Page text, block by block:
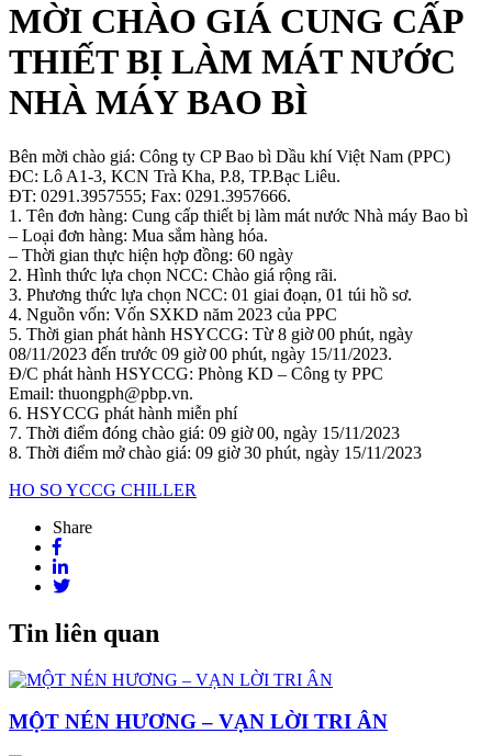
MỜI CHÀO GIÁ CUNG CẤP
THIẾT BỊ LÀM MÁT NƯỚC
NHÀ MÁY BAO BÌ
Bên mời chào giá: Công ty CP Bao bì Dầu khí Việt Nam (PPC)
ĐC: Lô A1-3, KCN Trà Kha, P.8, TP.Bạc Liêu.
ĐT: 0291.3957555; Fax: 0291.3957666.
1. Tên đơn hàng: Cung cấp thiết bị làm mát nước Nhà máy Bao bì
– Loại đơn hàng: Mua sắm hàng hóa.
– Thời gian thực hiện hợp đồng: 60 ngày
2. Hình thức lựa chọn NCC: Chào giá rộng rãi.
3. Phương thức lựa chọn NCC: 01 giai đoạn, 01 túi hồ sơ.
4. Nguồn vốn: Vốn SXKD năm 2023 của PPC
5. Thời gian phát hành HSYCCG: Từ 8 giờ 00 phút, ngày
08/11/2023 đến trước 09 giờ 00 phút, ngày 15/11/2023.
Đ/C phát hành HSYCCG: Phòng KD – Công ty PPC
Email: thuongph@pbp.vn.
6. HSYCCG phát hành miễn phí
7. Thời điểm đóng chào giá: 09 giờ 00, ngày 15/11/2023
8. Thời điểm mở chào giá: 09 giờ 30 phút, ngày 15/11/2023
HO SO YCCG CHILLER
Share
Tin liên quan
MỘT NÉN HƯƠNG – VẠN LỜI TRI ÂN